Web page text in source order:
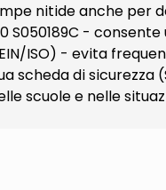
nitide anche per
-
ISO) - evita
scheda di
scuole e nelle